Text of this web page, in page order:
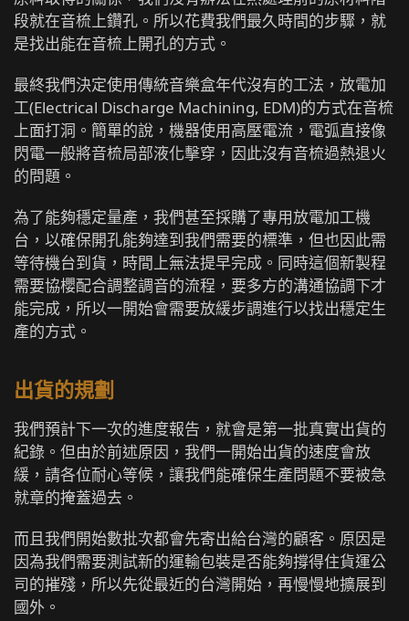
段就在音梳上鑽孔。所以花費我們最久時間的步驟，就
是找出能在音梳上開孔的方式。
最終我們決定使用傳統音樂盒年代沒有的工法，放電加
工(Electrical Discharge Machining, EDM)的方式在音梳
上面打洞。簡單的說，機器使用高壓電流，電弧直接像
閃電一般將音梳局部液化擊穿，因此沒有音梳過熱退火
的問題。
為了能夠穩定量產，我們甚至採購了專用放電加工機
台，以確保開孔能夠達到我們需要的標準，但也因此需
等待機台到貨，時間上無法提早完成。同時這個新製程
需要協櫻配合調整調音的流程，要多方的溝通協調下才
能完成，所以一開始會需要放緩步調進行以找出穩定生
產的方式。
出貨的規劃
我們預計下一次的進度報告，就會是第一批真實出貨的
紀錄。但由於前述原因，我們一開始出貨的速度會放
緩，請各位耐心等候，讓我們能確保生產問題不要被急
就章的掩蓋過去。
而且我們開始數批次都會先寄出給台灣的顧客。原因是
因為我們需要測試新的運輸包裝是否能夠撐得住貨運公
司的摧殘，所以先從最近的台灣開始，再慢慢地擴展到
國外。